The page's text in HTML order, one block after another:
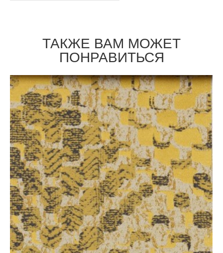
ТАКЖЕ ВАМ МОЖЕТ
ПОНРАВИТЬСЯ